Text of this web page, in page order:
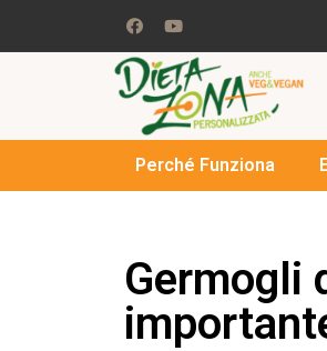
Perché Funziona
Germogli